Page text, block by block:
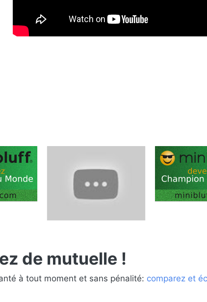
de mutuelle !
à tout moment et sans pénalité: comparez et